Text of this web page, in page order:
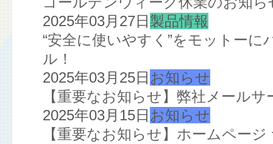
2025年03月27日 製品情報
“安全に使いやすく”をモットー
ル！
2025年03月25日 お知らせ
【重要なお知らせ】弊社メール
2025年03月15日 お知らせ
【重要なお知らせ】ホームペー